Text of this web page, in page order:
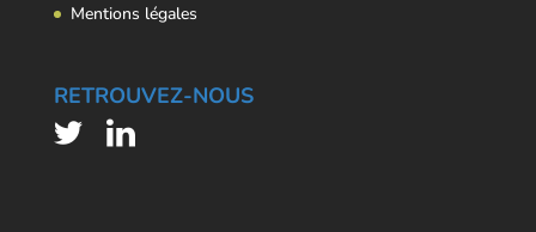
Mentions légales
RETROUVEZ-NOUS